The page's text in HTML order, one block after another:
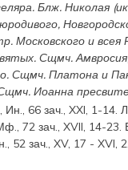
. Блж. Николая(
Московского и всея
. Сщмч.Амвросия
Сщмч. Платонаи
Иоанна
Ин., 66 зач., XXI, 1-14.
72 зач., XVII, 14-23.
52 зач., XV, 17 - XVI, 2.